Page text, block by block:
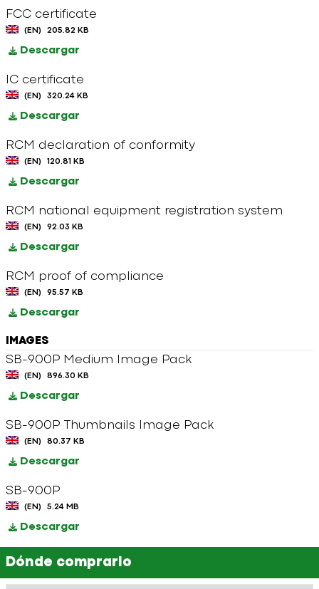
FCC certificate
(EN) 205.82 KB
Descargar
IC certificate
(EN) 320.24 KB
Descargar
RCM declaration of conformity
(EN) 120.81 KB
Descargar
RCM national equipment registration system
(EN) 92.03 KB
Descargar
RCM proof of compliance
(EN) 95.57 KB
Descargar
IMAGES
SB-900P Medium Image Pack
(EN) 896.30 KB
Descargar
SB-900P Thumbnails Image Pack
(EN) 80.37 KB
Descargar
SB-900P
(EN) 5.24 MB
Descargar
Dónde comprarlo